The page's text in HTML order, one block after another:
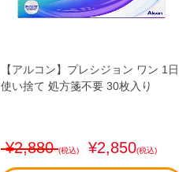
【アルコン】プレシジョン ワン 1日
使い捨て 処方箋不要 30枚入り
¥2,880(税込) ¥2,850(税込)